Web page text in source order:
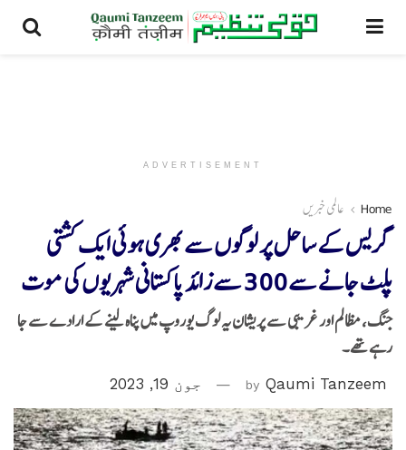
ADVERTISEMENT
Home عالمی خبریں
گریس کے ساحل پر لوگوں سے بھری ہوئی ایک کشتی
پلٹ جانے سے 300 سے زائد پاکستانی شہریوں کی موت
جنگ، مظالم اور غریبی سے پریشان یہ لوگ یوروپ میں پناہ لینے کے ارادے سے جا
رہے تھے۔
by Qaumi Tanzeem جون 19, 2023